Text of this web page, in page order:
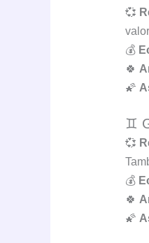
💞
💰
🍀
🌠
♊
💞
💰
🍀
🌠